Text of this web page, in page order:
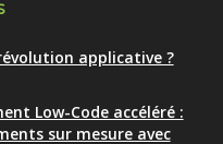
applicative ?
Low-Code accéléré :
sur mesure avec